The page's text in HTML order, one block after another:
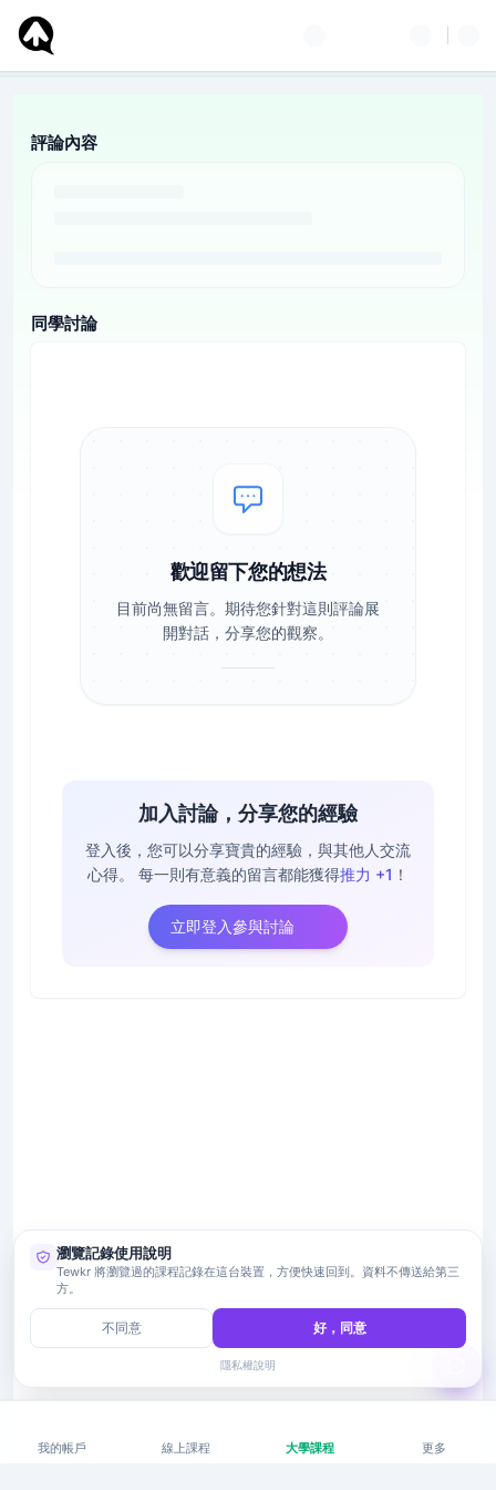
評論內容
同學討論
歡迎留下您的想法
目前尚無留言。期待您針對這則評論展
開對話，分享您的觀察。
加入討論，分享您的經驗
登入後，您可以分享寶貴的經驗，與其他人交流
心得。
每一則有意義的留言都能獲得推力 +1 ！
立即登入參與討論
我的帳戶 線上課程 大學課程 更多
瀏覽記錄使用說明
Tewkr 將瀏覽過的課程記錄在這台裝置，方便快速回到。資料不傳送給第三
方。
不同意 好，同意
隱私權說明